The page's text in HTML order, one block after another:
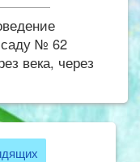
саду № 62
века, через